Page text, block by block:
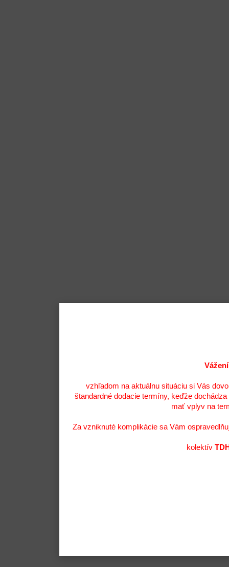
vzhľadom na aktuálnu situáciu si Vás
štandardné dodacie termíny, keďže
mať vplyv na
Za vzniknuté komplikácie sa Vám
kolektív